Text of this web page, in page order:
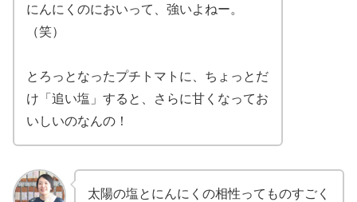
にんにくのにおいって、強いよねー。
（笑）
とろっとなったプチトマトに、ちょっとだ
け「追い塩」すると、さらに甘くなってお
いしいのなんの！
太陽の塩とにんにくの相性ってものすごく